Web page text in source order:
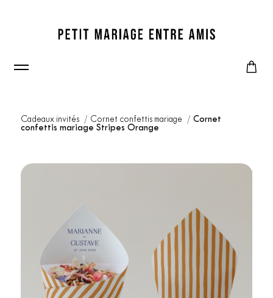
Cadeaux invités Cornet confettis mariage
Cornet
confettis mariage Stripes Orange